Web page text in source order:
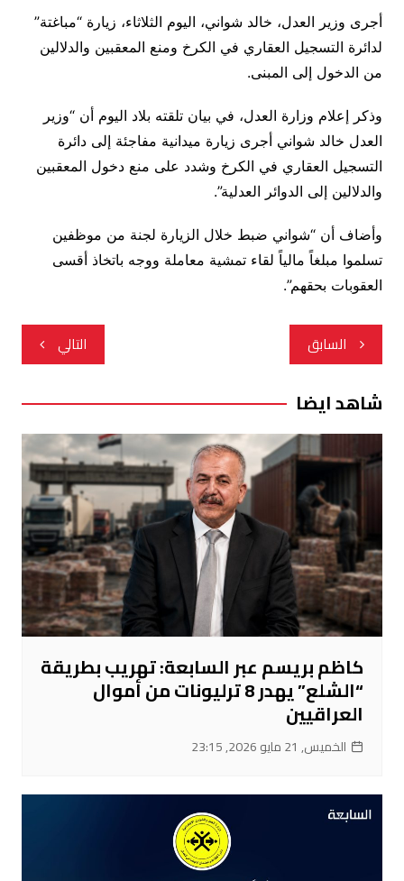
أجرى وزير العدل، خالد شواني، اليوم الثلاثاء، زيارة “مباغتة”
لدائرة التسجيل العقاري في الكرخ ومنع المعقبين والدلالين
من الدخول إلى المبنى.
وذكر إعلام وزارة العدل، في بيان تلقته بلاد اليوم أن “وزير
العدل خالد شواني أجرى زيارة ميدانية مفاجئة إلى دائرة
التسجيل العقاري في الكرخ وشدد على منع دخول المعقبين
والدلالين إلى الدوائر العدلية”.
وأضاف أن “شواني ضبط خلال الزيارة لجنة من موظفين
تسلموا مبلغاً مالياً لقاء تمشية معاملة ووجه باتخاذ أقسى
العقوبات بحقهم”.
تصفّح
المقالات
السابق التالي
شاهد ايضا
كاظم بريسم عبر السابعة: تهريب بطريقة
“الشلع” يهدر 8 ترليونات من أموال
العراقيين
الخميس, 21 مايو 2026, 23:15